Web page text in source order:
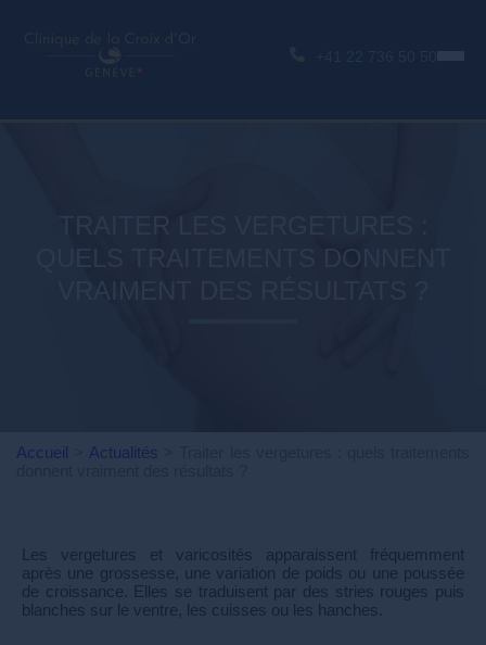
Accueil Actualités
Les vergetures et varicosités apparaissent fréquemment
après une grossesse, une variation de poids ou une poussée
de croissance. Elles se traduisent par des stries rouges puis
blanches sur le ventre, les cuisses ou les hanches.